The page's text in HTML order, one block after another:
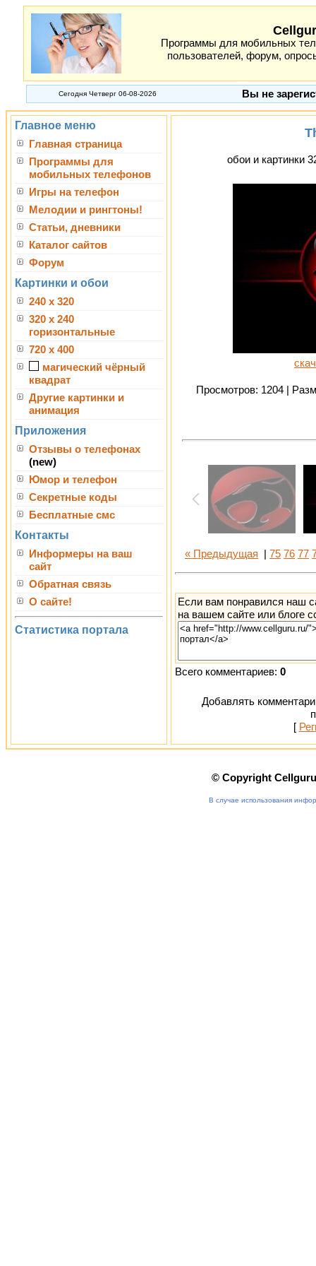
Программы для мобильных
пользователей, форум,
Сегодня Четверг 06-08-2026 Вы не
Главное меню
Главная страница
Программы для
мобильных телефонов
Игры на телефон
Мелодии и рингтоны!
Статьи, дневники
Каталог сайтов
Форум
Картинки и обои
240 x 320
320 x 240
горизонтальные
720 x 400
магический чёрный
квадрат
Другие картинки и
анимация
Приложения
Отзывы о телефонах
(new)
Юмор и телефон
Секретные коды
Бесплатные смс
Контакты
Информеры на ваш
сайт
Обратная связь
О сайте!
Статистика портала
обои и картинки
Просмотров: 1204 |
« Предыдущая 75 76 77
Если вам понравился наш
на вашем сайте или блоге
Всего комментариев: 0
Добавлять
[
© Copyright
В случае использования